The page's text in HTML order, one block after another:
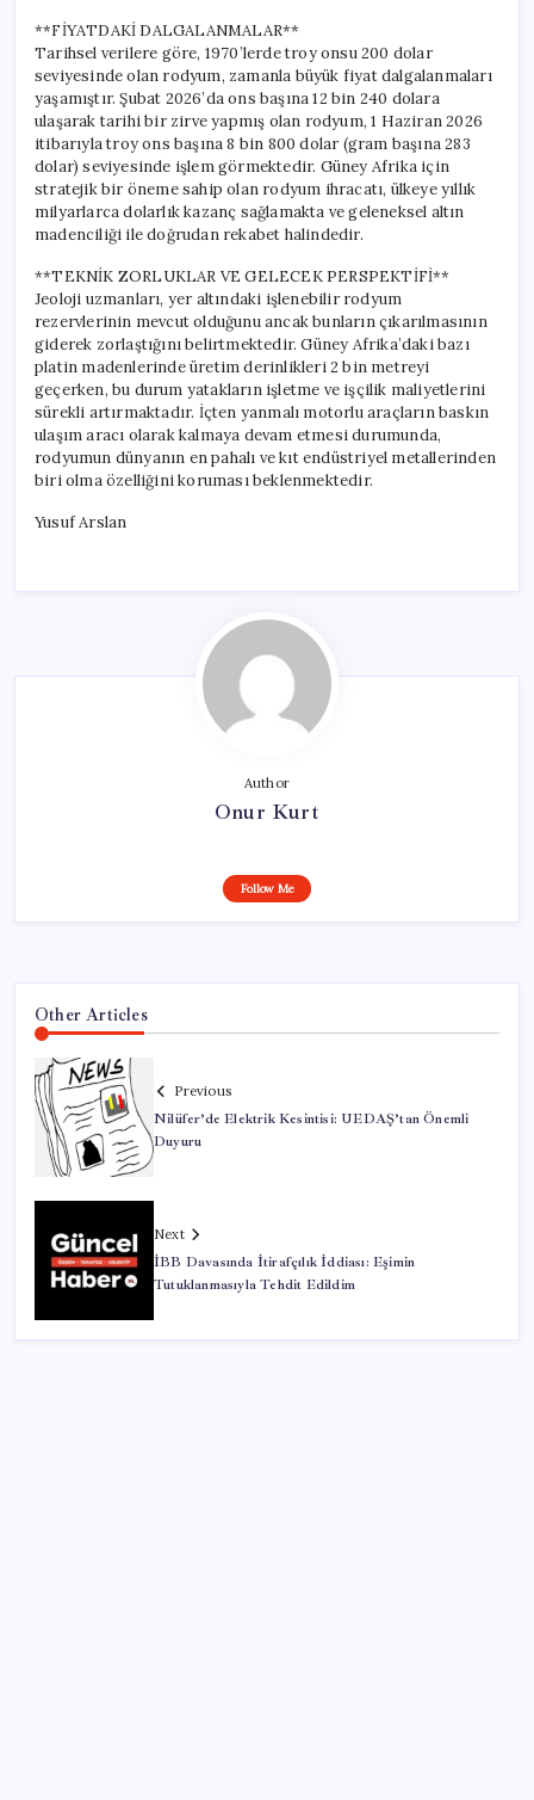
**FİYATDAKİ DALGALANMALAR**
Tarihsel verilere göre, 1970’lerde troy onsu 200 dolar
seviyesinde olan rodyum, zamanla büyük fiyat dalgalanmaları
yaşamıştır. Şubat 2026’da ons başına 12 bin 240 dolara
ulaşarak tarihi bir zirve yapmış olan rodyum, 1 Haziran 2026
itibarıyla troy ons başına 8 bin 800 dolar (gram başına 283
dolar) seviyesinde işlem görmektedir. Güney Afrika için
stratejik bir öneme sahip olan rodyum ihracatı, ülkeye yıllık
milyarlarca dolarlık kazanç sağlamakta ve geleneksel altın
madenciliği ile doğrudan rekabet halindedir.
**TEKNİK ZORLUKLAR VE GELECEK PERSPEKTİFİ**
Jeoloji uzmanları, yer altındaki işlenebilir rodyum
rezervlerinin mevcut olduğunu ancak bunların çıkarılmasının
giderek zorlaştığını belirtmektedir. Güney Afrika’daki bazı
platin madenlerinde üretim derinlikleri 2 bin metreyi
geçerken, bu durum yatakların işletme ve işçilik maliyetlerini
sürekli artırmaktadır. İçten yanmalı motorlu araçların baskın
ulaşım aracı olarak kalmaya devam etmesi durumunda,
rodyumun dünyanın en pahalı ve kıt endüstriyel metallerinden
biri olma özelliğini koruması beklenmektedir.
Yusuf Arslan
Author
Onur Kurt
Follow Me
Other Articles
Previous
Nilüfer’de Elektrik Kesintisi: UEDAŞ’tan Önemli
Duyuru
Next
İBB Davasında İtirafçılık İddiası: Eşimin
Tutuklanmasıyla Tehdit Edildim